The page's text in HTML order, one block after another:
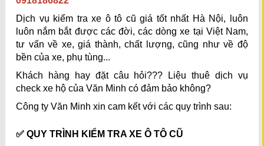
Dịch vụ kiểm tra xe ô tô cũ giá tốt nhất Hà Nội, luôn
luôn nắm bắt được các đời, các dòng xe tại Việt Nam,
tư vấn về xe, giá thành, chất lượng, cũng như về độ
bền của xe, phụ tùng...
Khách hàng hay đặt câu hỏi??? Liệu thuê dịch vụ
check xe hộ của Văn Minh có đảm bảo không?
Công ty Văn Minh xin cam kết với các quy trình sau:
✅ QUY TRÌNH KIỂM TRA XE Ô TÔ CŨ